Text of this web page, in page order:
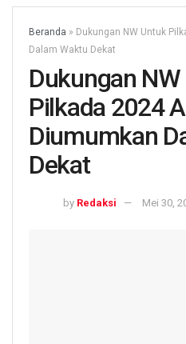
Beranda » Dukungan NW Untuk
Dalam Waktu Dekat
Dukungan
Pilkada 2024
Diumumkan
Dekat
by Redaksi Mei 30,